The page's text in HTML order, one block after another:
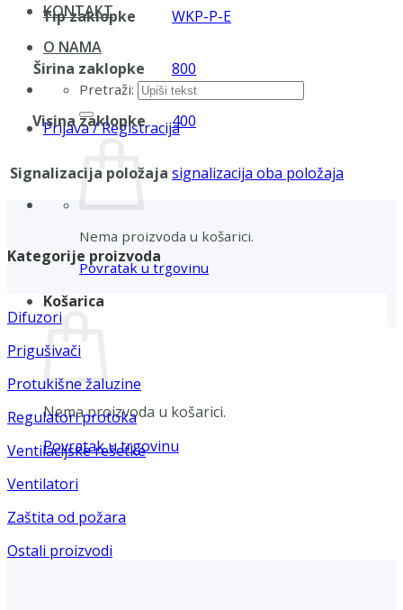
KONTAKT
O NAMA
Pretraži:
Prijava / Registracija
Nema proizvoda u košarici.
Povratak u trgovinu
Košarica
Nema proizvoda u košarici.
Povratak u trgovinu
Tip zaklopke WKP-P-E
Širina zaklopke 800
Visina zaklopke 400
Signalizacija položaja signalizacija oba položaja
Kategorije proizvoda
Difuzori
Prigušivači
Protukišne žaluzine
Regulatori protoka
Ventilacijske rešetke
Ventilatori
Zaštita od požara
Ostali proizvodi